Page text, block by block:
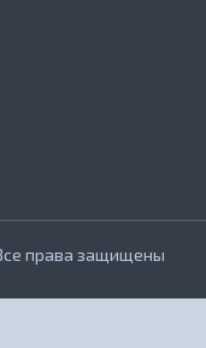
права защищены